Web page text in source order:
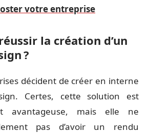
votre entreprise
la création d’un
?
décident de créer en interne
Certes, cette solution est
avantageuse, mais elle ne
pas d’avoir un rendu